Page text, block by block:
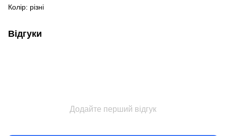
Колір: різні
Відгуки
Додайте перший відгук